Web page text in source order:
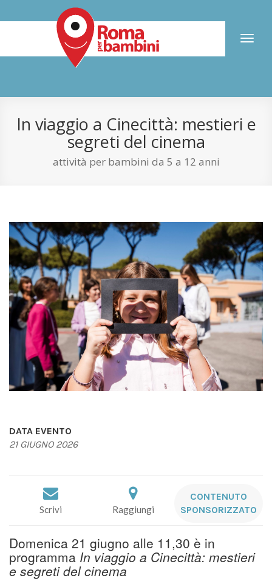
Toggle
In viaggio a Cinecittà: mestieri e
segreti del cinema
attività per bambini da 5 a 12 anni
DATA EVENTO
21 GIUGNO 2026
Scrivi Raggiungi
CONTENUTO
SPONSORIZZATO
Domenica 21 giugno alle 11,30 è in
programma In viaggio a Cinecittà: mestieri
e segreti del cinema